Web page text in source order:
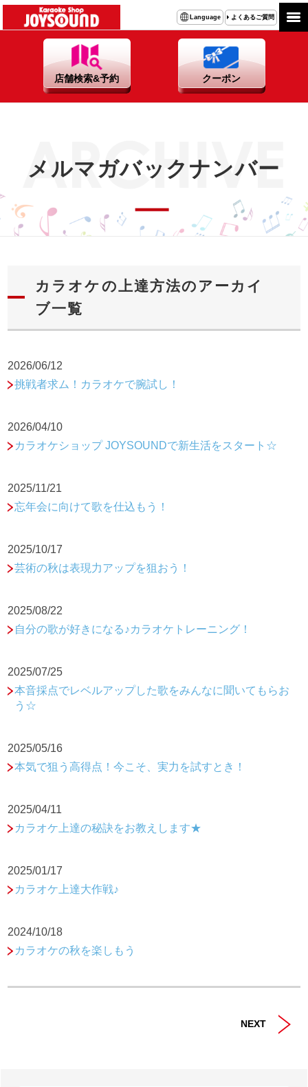
Language よくあるご質問
店舗検索&予約 クーポン
メルマガバックナンバー
カラオケの上達方法のアーカイ
ブ一覧
2026/06/12
挑戦者求ム！カラオケで腕試し！
2026/04/10
カラオケショップ JOYSOUNDで新生活をスタート☆
2025/11/21
忘年会に向けて歌を仕込もう！
2025/10/17
芸術の秋は表現力アップを狙おう！
2025/08/22
自分の歌が好きになる♪カラオケトレーニング！
2025/07/25
本音採点でレベルアップした歌をみんなに聞いてもらお
う☆
2025/05/16
本気で狙う高得点！今こそ、実力を試すとき！
2025/04/11
カラオケ上達の秘訣をお教えします★
2025/01/17
カラオケ上達大作戦♪
2024/10/18
カラオケの秋を楽しもう
NEXT